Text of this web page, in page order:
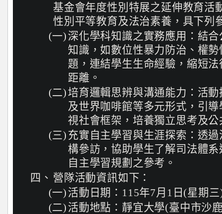
基金會年度性別特展之延伸教育活
性別平等教育及法治素養，具下列
(一) 深化學科知識之實務應用：結
知識，如數位性暴力防治、權
題，連結學生生命經驗，縮短
距離。
(二) 培育邏輯思辨與溝通能力：活
及世界咖啡館等多元形式，引
視社會框架，培養獨立思考及
(三) 充實自主學習與生涯探索：透
構參訪，協助學生了解司法體
自主學習規劃之參考。
四、 營隊活動資訊如下：
(一) 活動日期：115年7月1日(星期
(二) 活動地點：靜宜大學(臺中市沙